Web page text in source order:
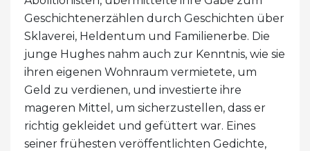
Geschichtenerzählen durch Geschichten über
Sklaverei, Heldentum und Familienerbe. Die
junge Hughes nahm auch zur Kenntnis, wie sie
ihren eigenen Wohnraum vermietete, um
Geld zu verdienen, und investierte ihre
mageren Mittel, um sicherzustellen, dass er
richtig gekleidet und gefüttert war. Eines
seiner frühesten veröffentlichten Gedichte,